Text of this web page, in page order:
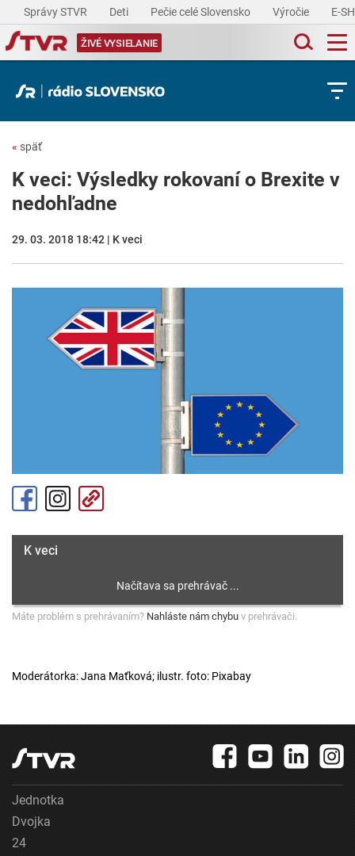
Správy STVR Deti Pečie celé Slovensko Výročie E-
ŽIVÉ VYSIELANIE
« späť
K veci: Výsledky rokovaní o Brexite v
nedohľadne
29. 03. 2018 18:42 | K veci
K veci
Máte problém s prehrávaním? Nahláste nám chybu v prehrávači.
Moderátorka: Jana Maťková; ilustr. foto: Pixabay
Jednotka
Dvojka
24